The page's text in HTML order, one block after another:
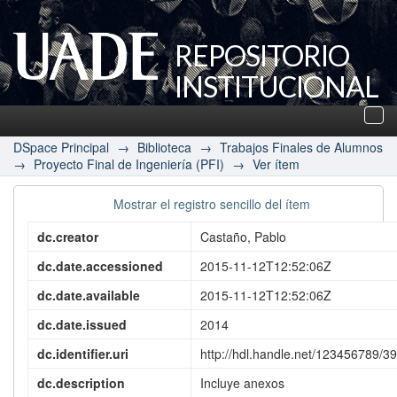
REPOSITORIO
INSTITUCIONAL
UADE
DSpace Principal → Biblioteca → Trabajos Finales de Alumnos
→ Proyecto Final de Ingeniería (PFI) → Ver ítem
Mostrar el registro sencillo del ítem
dc.creator
Castaño, Pablo
dc.date.accessioned
2015-11-12T12:52:06Z
dc.date.available
2015-11-12T12:52:06Z
dc.date.issued
2014
dc.identifier.uri
http://hdl.handle.net/123456789/
dc.description
Incluye anexos